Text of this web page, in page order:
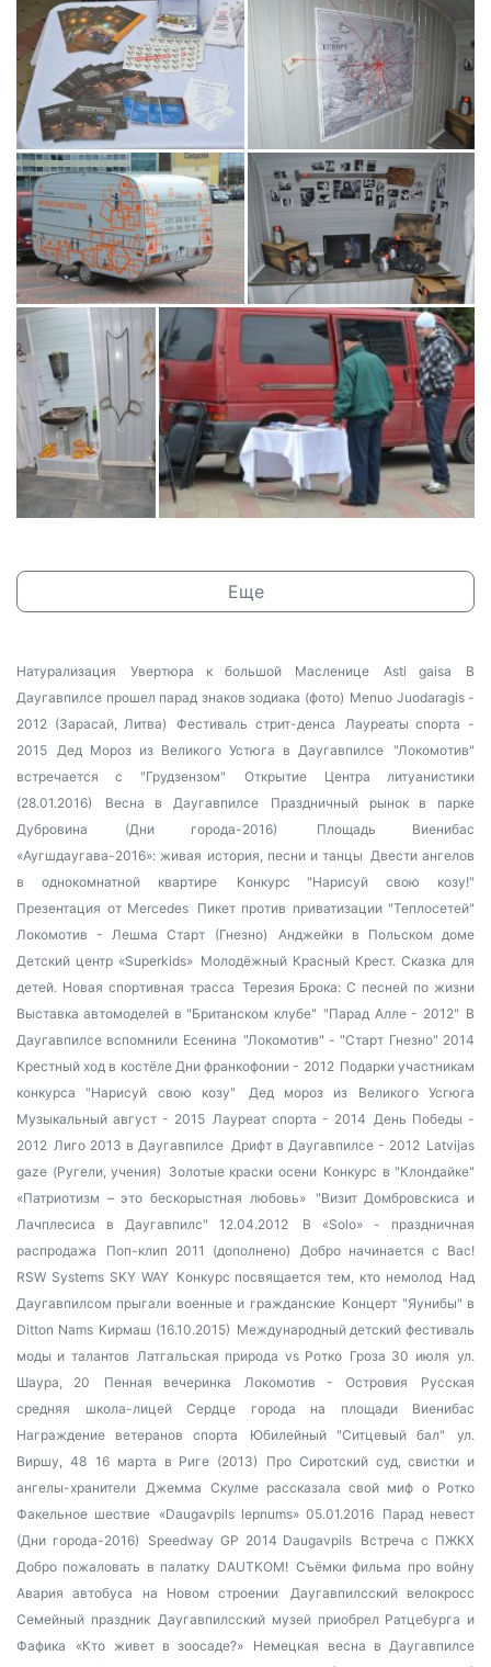
Еще
Натурализация Увертюра к большой Масленице Asti gaisa
В
Даугавпилсе прошел парад знаков зодиака (фото) Menuo Juodaragis -
2012 (Зарасай, Литва)
Фестиваль стрит-денса
Лауреаты спорта -
2015 Дед Мороз из Великого Устюга в Даугавпилсе
"Локомотив"
встречается с "Грудзензом"
Открытие Центра литуанистики
(28.01.2016)
Весна в Даугавпилсе
Праздничный рынок в парке
Дубровина (Дни города-2016)
Площадь Виенибас
«Аугшдаугава-2016»: живая история, песни и танцы Двести ангелов
в однокомнатной квартире
Конкурс "Нарисуй свою козу!"
Презентация от Mercedes Пикет против приватизации "Теплосетей"
Локомотив - Лешма Старт (Гнезно)
Анджейки в Польском доме
Детский центр «Superkids» Молодёжный Красный Крест. Сказка для
детей. Новая спортивная трасса Терезия Брока: С песней по жизни
Выставка автомоделей в "Британском клубе" "Парад Алле - 2012" В
Даугавпилсе вспомнили Есенина "Локомотив" - "Старт Гнезно" 2014
Крестный ход в костёле Дни франкофонии - 2012 Подарки участникам
конкурса "Нарисуй свою козу"
Дед мороз из Великого Усгюга
Музыкальный август - 2015 Лауреат спорта - 2014 День Победы -
2012 Лиго 2013 в Даугавпилсе Дрифт в Даугавпилсе - 2012 Latvijas
gaze (Ругели, учения) Золотые краски осени Конкурс в "Клондайке"
«Патриотизм – это бескорыстная любовь»
"Визит Домбровскиса и
Лачплесиса в Даугавпилс" 12.04.2012
В «Solo» - праздничная
распродажа
Поп-клип 2011 (дополнено)
Добро начинается с Вас!
RSW Systems SKY WAY Конкурс посвящается тем, кто немолод Над
Даугавпилсом прыгали военные и гражданские Концерт "Яунибы" в
Ditton Nams Кирмаш (16.10.2015) Международный детский фестиваль
моды и талантов Латгальская природа vs Ротко Гроза 30 июля ул.
Шаура, 20
Пенная вечеринка Локомотив - Островия
Русская
средняя школа-лицей Сердце города на площади Виенибас
Награждение ветеранов спорта
Юбилейный "Ситцевый бал"
ул.
Виршу, 48 16 марта в Риге (2013)
Про Сиротский суд, свистки и
ангелы-хранители
Джемма Скулме рассказала свой миф о Ротко
Факельное шествие «Daugavpils lepnums» 05.01.2016 Парад невест
(Дни города-2016)
Speedway GP 2014 Daugavpils Встреча с ПЖКХ
Добро пожаловать в палатку DAUTKOM! Съёмки фильма про войну
Авария автобуса на Новом строении
Даугавпилсский велокросс
Семейный праздник Даугавпилсский музей приобрел Ратцебурга и
Фафика
«Кто живет в зоосаде?»
Немецкая весна в Даугавпилсе